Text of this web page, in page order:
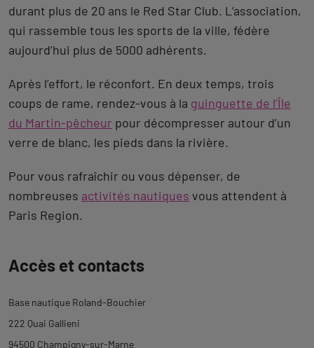
durant plus de 20 ans le Red Star Club. L’association,
qui rassemble tous les sports de la ville, fédère
aujourd’hui plus de 5000 adhérents.
Après l’effort, le réconfort. En deux temps, trois
coups de rame, rendez-vous à la guinguette de l’Île
du Martin-pêcheur pour décompresser autour d’un
verre de blanc, les pieds dans la rivière.
Pour vous rafraîchir ou vous dépenser, de
nombreuses activités nautiques vous attendent à
Paris Region.
àAccès et contacts
Base nautique Roland-Bouchier
222 Quai Gallieni
94500 Champigny-sur-Marne